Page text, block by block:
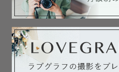
家族と共に
友達と共に
恋人と共に
自分自身と
大好きな場所で
いつもの場所で